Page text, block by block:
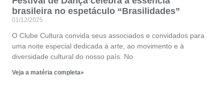
brasileira no espetáculo “Brasilidades”
01/12/2025
O Clube Cultura convida seus associados e convidados para
uma noite especial dedicada à arte, ao movimento e à
diversidade cultural do nosso país. No
Veja a matéria completa»